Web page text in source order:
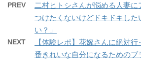
PREV
二村ヒトシさんが悩める人妻
つけたくないけどドキドキした
い？」
NEXT
【体験レポ】花嫁さんに絶対
番きれいな自分になるためのブ